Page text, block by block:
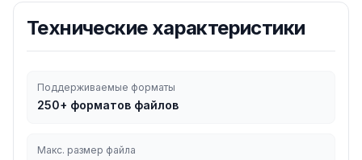
Технические характеристики
Поддерживаемые форматы
250+ форматов файлов
Макс. размер файла